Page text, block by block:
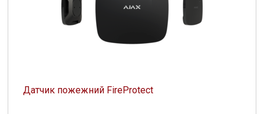
Датчик пожежний FireProtect